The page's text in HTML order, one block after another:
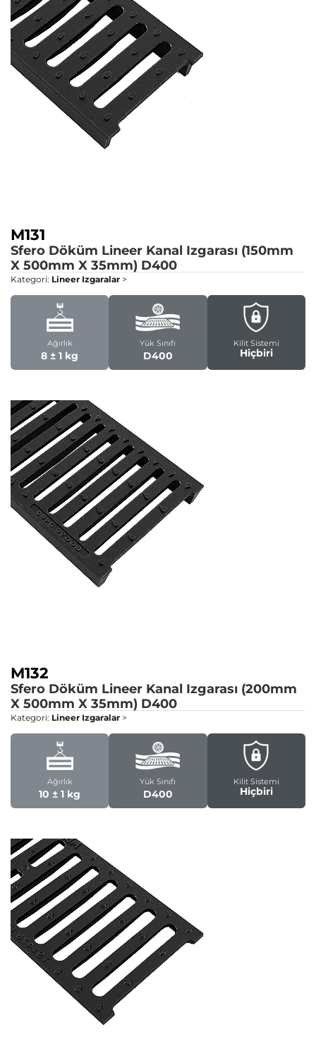
M131
Sfero Döküm Lineer Kanal Izgarası (150mm
X 500mm X 35mm) D400
Kategori: Lineer Izgaralar >
Ağırlık
8 ± 1 kg
Yük Sınıfı
D400
Kilit Sistemi
Hiçbiri
M132
Sfero Döküm Lineer Kanal Izgarası (200mm
X 500mm X 35mm) D400
Kategori: Lineer Izgaralar >
Ağırlık
10 ± 1 kg
Yük Sınıfı
D400
Kilit Sistemi
Hiçbiri